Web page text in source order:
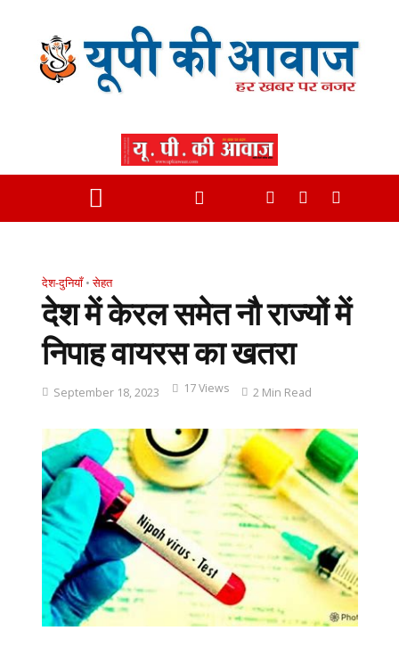
देश-दुनियाँ • सेहत
देश में केरल समेत नौ राज्यों में
निपाह वायरस का खतरा
September 18, 2023 17 Views 2 Min Read